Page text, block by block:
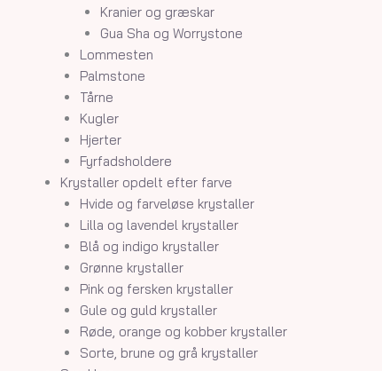
Kranier og græskar
Gua Sha og Worrystone
Lommesten
Palmstone
Tårne
Kugler
Hjerter
Fyrfadsholdere
Krystaller opdelt efter farve
Hvide og farveløse krystaller
Lilla og lavendel krystaller
Blå og indigo krystaller
Grønne krystaller
Pink og fersken krystaller
Gule og guld krystaller
Røde, orange og kobber krystaller
Sorte, brune og grå krystaller